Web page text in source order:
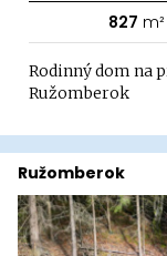
827 m²
Rodinný dom na
Ružomberok
Ružomberok